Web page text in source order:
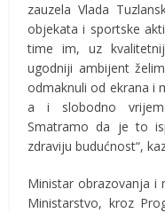
zauzela Vlada
objekata i sportske
time im, uz
ugodniji ambijent
odmaknuli od ekrana i
a i slobodno
Smatramo da je to
zdraviju budućnost“,
Ministar obrazovanja i
Ministarstvo, kroz